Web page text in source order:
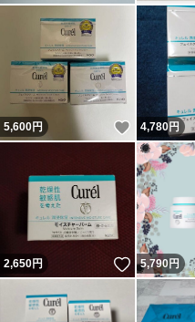
5,600円 いいね！
4,780円
2,650円 いいね！
5,790円